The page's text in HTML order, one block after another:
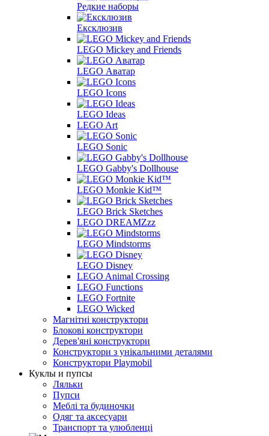
Редкие наборы
Ексклюзив
LEGO Mickey and Friends
LEGO Аватар
LEGO Icons
LEGO Ideas
LEGO Art
LEGO Sonic
LEGO Gabby's Dollhouse
LEGO Monkie Kid™
LEGO Brick Sketches
LEGO DREAMZzz
LEGO Mindstorms
LEGO Disney
LEGO Animal Crossing
LEGO Functions
LEGO Fortnite
LEGO Wicked
Магнітні конструктори
Блокові конструктори
Дерев'яні конструктори
Конструктори з унікальними деталями
Конструктори Playmobil
Куклы и пупсы
Ляльки
Пупси
Меблі та будиночки
Одяг та аксесуари
Транспорт та улюбленці